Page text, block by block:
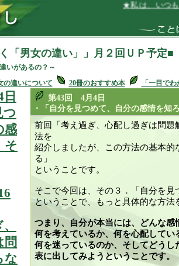
★私は、いつも愛情とや
「男女の違い」」月２回ＵＰ予定■
があるの？～
の違いについて
20冊のおすすめ本 「一目で
つ
感
そ
問
な
第43回 4月4日
・「自分を見つめて、自分の感情を知
前回「考え過ぎ、心配し過ぎは問
法を
紹介しましたが、この方法の基本
る」
ということです。
そこで今回は、その３．「自分を
ということで、もっと具体的な方法
つまり、自分が本当には、どんな感
何を考えているか、何を心配して
何を迷っているのか、そしてどう
表に出してみようということです。